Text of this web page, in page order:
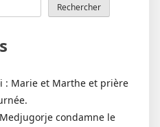
Rechercher
: Marie et Marthe et prière
condamne le